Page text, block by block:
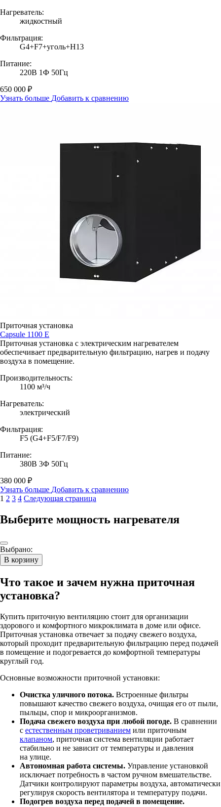
Нагреватель:
жидкостный
Фильтрация:
G4+F7+уголь+H13
Питание:
220В 1Ф 50Гц
650 000 ₽
Узнать больше Добавить к сравнению
Приточная установка
Capsule 1100 E
Приточная установка с электрическим нагревателем
обеспечивает предварительную фильтрацию, нагрев и подачу
воздуха в помещение.
Производительность:
1100 м³/ч
Нагреватель:
электрический
Фильтрация:
F5 (G4+F5/F7/F9)
Питание:
380В 3Ф 50Гц
380 000 ₽
Узнать больше Добавить к сравнению
1 2 3 4 Следующая страница
Выберите мощность нагревателя
Выбрано:
В корзину
Что такое и зачем нужна приточная
установка?
Купить приточную вентиляцию стоит для организации
здорового и комфортного микроклимата в доме или офисе.
Приточная установка отвечает за подачу свежего воздуха,
который проходит предварительную фильтрацию перед подачей
в помещение и подогревается до комфортной температуры
круглый год.
Основные возможности приточной установки:
Очистка уличного потока. Встроенные фильтры
повышают качество свежего воздуха, очищая его от пыли,
пыльцы, спор и микроорганизмов.
Подача свежего воздуха при любой погоде. В сравнении
с естественным проветриванием или приточным
клапаном, приточная система вентиляции работает
стабильно и не зависит от температуры и давления
на улице.
Автономная работа системы. Управление установкой
исключает потребность в частом ручном вмешательстве.
Датчики контролируют параметры воздуха, автоматически
регулируя скорость вентилятора и температуру подачи.
Подогрев воздуха перед подачей в помещение.